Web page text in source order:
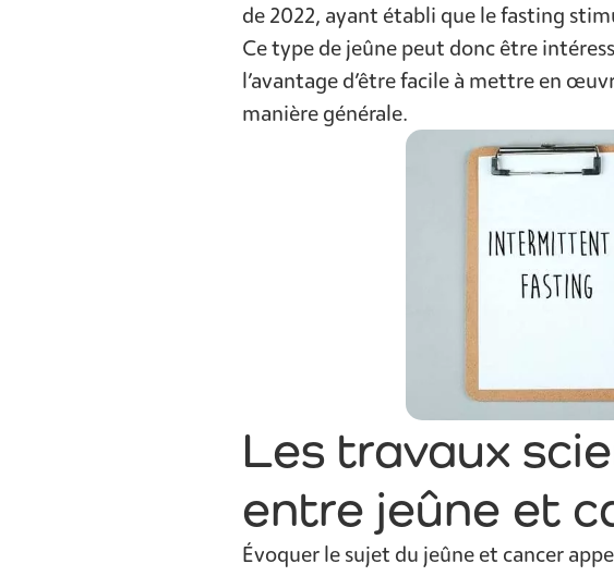
de 2022, ayant établi que le fasting
Ce type de jeûne peut donc être
l’avantage d’être facile à mettre en
manière générale.
Les travaux
entre jeûne et
Évoquer le sujet du jeûne et cancer